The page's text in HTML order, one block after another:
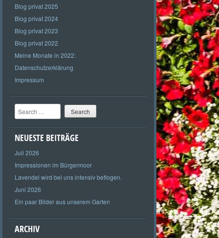
Blog privat 2025
Blog privat 2024
Blog privat 2023
Blog privat 2022
Meine Monate in 2022:
Datenschutzerklärung
Impressum
Search
NEUESTE BEITRÄGE
Juli 2026
Impressionen im Bürgermoor
Lavendel wird bei uns intensiv beflogen.
Juni 2026
Ein paar Bilder aus unserem Garten
ARCHIV